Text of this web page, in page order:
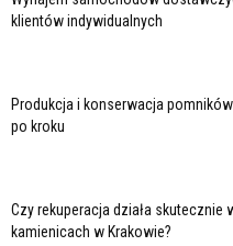
klientów indywidualnych
Produkcja i konserwacja
po kroku
Czy rekuperacja działa skutecznie
kamienicach w Krakowie?